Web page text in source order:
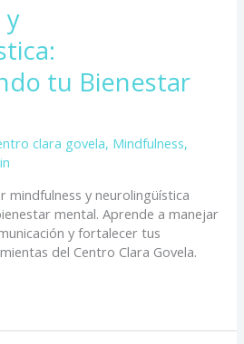
y
tu Bienestar
clara govela, Mindfulness,
mindfulness y neurolingüística
mental. Aprende a manejar
y fortalecer tus
del Centro Clara Govela.